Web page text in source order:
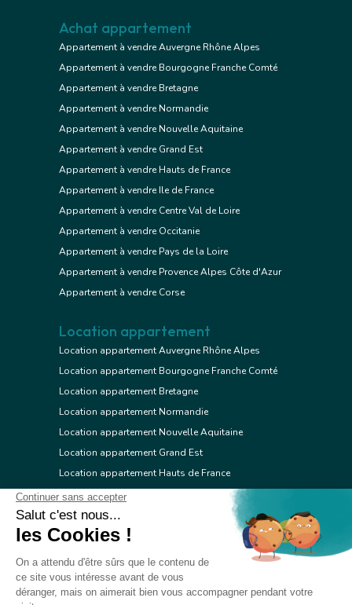
Achat appartement
Appartement à vendre Auvergne Rhône Alpes
Appartement à vendre Bourgogne Franche Comté
Appartement à vendre Bretagne
Appartement à vendre Normandie
Appartement à vendre Nouvelle Aquitaine
Appartement à vendre Grand Est
Appartement à vendre Hauts de France
Appartement à vendre Ile de France
Appartement à vendre Centre Val de Loire
Appartement à vendre Occitanie
Appartement à vendre Pays de la Loire
Appartement à vendre Provence Alpes Côte d'Azur
Appartement à vendre Corse
Location appartement
Location appartement Auvergne Rhône Alpes
Location appartement Bourgogne Franche Comté
Location appartement Bretagne
Location appartement Normandie
Location appartement Nouvelle Aquitaine
Location appartement Grand Est
Location appartement Hauts de France
Location appartement Ile de France
Location appartement Centre Val de Loire
Location appartement Occitanie
Location appartement Provence Alpes Côte d'Azur
Location appartement Corse